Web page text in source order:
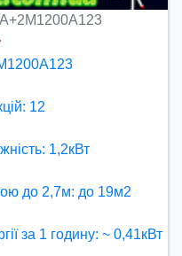
12
1,2кВт
до 2,7м: до 19м2
за 1 годину: ~ 0,41кВт